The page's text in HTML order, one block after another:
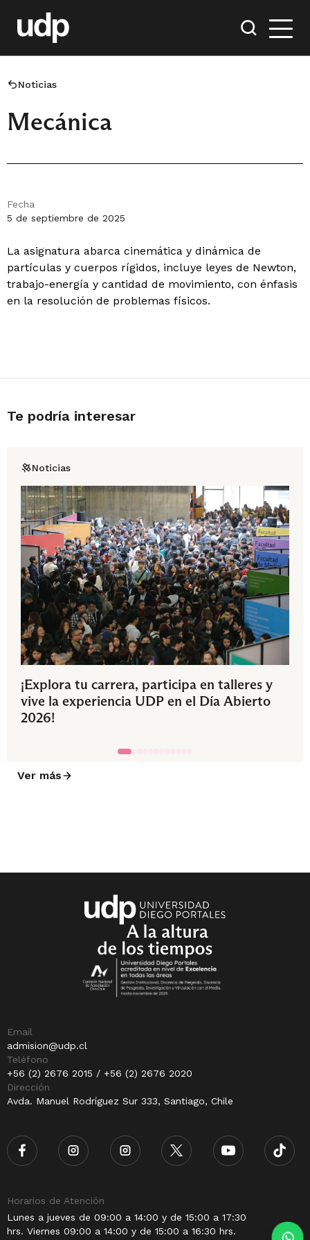
Noticias
Mecánica
Fecha
5 de septiembre de 2025
La asignatura abarca cinemática y dinámica de
partículas y cuerpos rígidos, incluye leyes de Newton,
trabajo-energía y cantidad de movimiento, con énfasis
en la resolución de problemas físicos.
Te podría interesar
Noticias
¡Explora tu carrera, participa en talleres y
vive la experiencia UDP en el Día Abierto
2026!
Ver más
Email
admision@udp.cl
Teléfono
+56 (2) 2676 2015 / +56 (2) 2676 2020
Dirección
Avda. Manuel Rodríguez Sur 333, Santiago, Chile
Horarios de Atención
Lunes a jueves de 09:00 a 14:00 y de 15:00 a 17:30
hrs. Viernes 09:00 a 14:00 y de 15:00 a 16:30 hrs.